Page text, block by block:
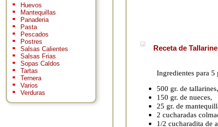
Huevos
Mantequillas
Panaderia
Pasta
Pescados
Postres
Salsas Calientes
Salsas Frias
Sopas Caldos
Tartas
Ternera
Varios
Verduras
Receta de
Ingredientes para 5
500 gr. de tallarines,
150 gr. de nueces,
25 gr. de
2 cucharadas
1/2 cucharadita de